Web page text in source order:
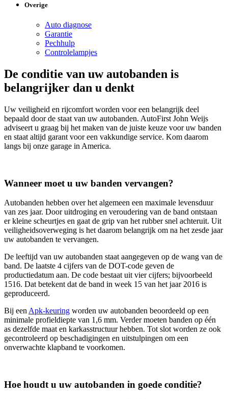
Overige
Auto diagnose
Garantie
Pechhulp
Controlelampjes
De conditie van uw autobanden is
belangrijker dan u denkt
Uw veiligheid en rijcomfort worden voor een belangrijk deel
bepaald door de staat van uw autobanden. AutoFirst John Weijs
adviseert u graag bij het maken van de juiste keuze voor uw banden
en staat altijd garant voor een vakkundige service. Kom daarom
langs bij onze garage in America.
Wanneer moet u uw banden vervangen?
Autobanden hebben over het algemeen een maximale levensduur
van zes jaar. Door uitdroging en veroudering van de band ontstaan
er kleine scheurtjes en gaat de grip van het rubber snel achteruit. Uit
veiligheidsoverweging is het daarom belangrijk om na het zesde jaar
uw autobanden te vervangen.
De leeftijd van uw autobanden staat aangegeven op de wang van de
band. De laatste 4 cijfers van de DOT-code geven de
productiedatum aan. De code bestaat uit vier cijfers; bijvoorbeeld
1516. Dat betekent dat de band in week 15 van het jaar 2016 is
geproduceerd.
Bij een Apk-keuring worden uw autobanden beoordeeld op een
minimale profieldiepte van 1,6 mm. Verder moeten banden op één
as dezelfde maat en karkasstructuur hebben. Tot slot worden ze ook
gecontroleerd op beschadigingen en uitstulpingen om een
onverwachte klapband te voorkomen.
Hoe houdt u uw autobanden in goede conditie?